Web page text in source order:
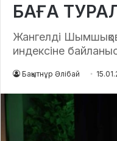
БАҒА
Жангелді
индексіне
Бақытнұр Әлібай